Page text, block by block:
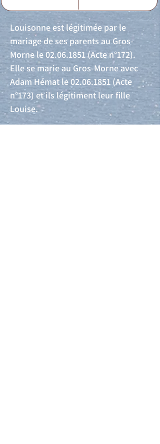
Louisonne est légitimée par le
mariage de ses parents au Gros-
Morne le02.06.1851(Acte n°172).
Elle se marie au Gros-Morne avec
Adam Hémat le02.06.1851 (Acte
n°173) et ils légitiment leur fille
Louise.